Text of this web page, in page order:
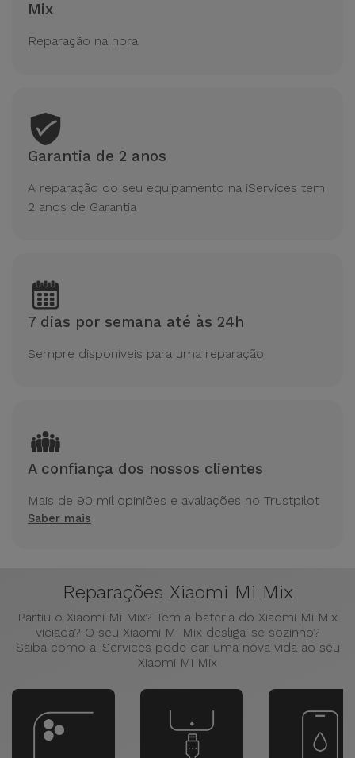
Mix
Reparação na hora
Garantia de 2 anos
A reparação do seu equipamento na iServices tem
2 anos de Garantia
7 dias por semana até às 24h
Sempre disponíveis para uma reparação
A confiança dos nossos clientes
Mais de 90 mil opiniões e avaliações no Trustpilot
Saber mais
Reparações Xiaomi Mi Mix
Partiu o Xiaomi Mi Mix? Tem a bateria do Xiaomi Mi Mix
viciada? O seu Xiaomi Mi Mix desliga-se sozinho?
Saiba como a iServices pode dar uma nova vida ao seu
Xiaomi Mi Mix